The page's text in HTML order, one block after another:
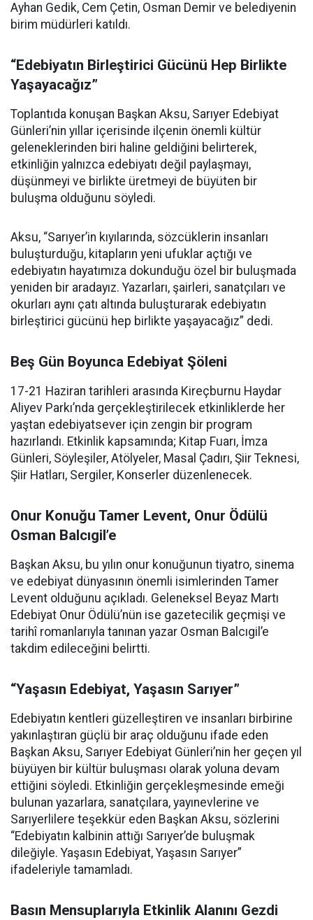
Ayhan Gedik, Cem Çetin, Osman Demir ve belediyenin
birim müdürleri katıldı.
“Edebiyatın Birleştirici Gücünü Hep Birlikte
Yaşayacağız”
Toplantıda konuşan Başkan Aksu, Sarıyer Edebiyat
Günleri’nin yıllar içerisinde ilçenin önemli kültür
geleneklerinden biri haline geldiğini belirterek,
etkinliğin yalnızca edebiyatı değil paylaşmayı,
düşünmeyi ve birlikte üretmeyi de büyüten bir
buluşma olduğunu söyledi.
Aksu, “Sarıyer’in kıyılarında, sözcüklerin insanları
buluşturduğu, kitapların yeni ufuklar açtığı ve
edebiyatın hayatımıza dokunduğu özel bir buluşmada
yeniden bir aradayız. Yazarları, şairleri, sanatçıları ve
okurları aynı çatı altında buluşturarak edebiyatın
birleştirici gücünü hep birlikte yaşayacağız” dedi.
Beş Gün Boyunca Edebiyat Şöleni
17-21 Haziran tarihleri arasında Kireçburnu Haydar
Aliyev Parkı’nda gerçekleştirilecek etkinliklerde her
yaştan edebiyatsever için zengin bir program
hazırlandı. Etkinlik kapsamında; Kitap Fuarı, İmza
Günleri, Söyleşiler, Atölyeler, Masal Çadırı, Şiir Teknesi,
Şiir Hatları, Sergiler, Konserler düzenlenecek.
Onur Konuğu Tamer Levent, Onur Ödülü
Osman Balcıgil’e
Başkan Aksu, bu yılın onur konuğunun tiyatro, sinema
ve edebiyat dünyasının önemli isimlerinden Tamer
Levent olduğunu açıkladı. Geleneksel Beyaz Martı
Edebiyat Onur Ödülü’nün ise gazetecilik geçmişi ve
tarihî romanlarıyla tanınan yazar Osman Balcıgil’e
takdim edileceğini belirtti.
“Yaşasın Edebiyat, Yaşasın Sarıyer”
Edebiyatın kentleri güzelleştiren ve insanları birbirine
yakınlaştıran güçlü bir araç olduğunu ifade eden
Başkan Aksu, Sarıyer Edebiyat Günleri’nin her geçen yıl
büyüyen bir kültür buluşması olarak yoluna devam
ettiğini söyledi. Etkinliğin gerçekleşmesinde emeği
bulunan yazarlara, sanatçılara, yayınevlerine ve
Sarıyerlilere teşekkür eden Başkan Aksu, sözlerini
“Edebiyatın kalbinin attığı Sarıyer’de buluşmak
dileğiyle. Yaşasın Edebiyat, Yaşasın Sarıyer”
ifadeleriyle tamamladı.
Basın Mensuplarıyla Etkinlik Alanını Gezdi